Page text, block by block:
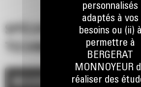
SPÉCIFICATIONS
TECHNIQUES
personnalisés
adaptés à vos
besoins ou (ii) à
permettre à
BERGERAT
MONNOYEUR
réaliser des